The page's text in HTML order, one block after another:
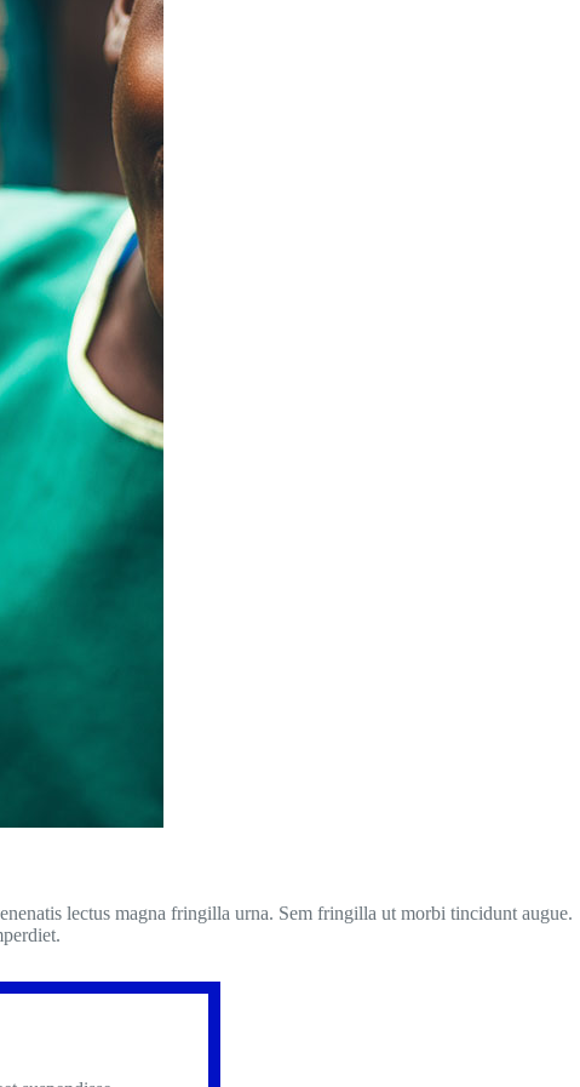
lectus magna fringilla urna. Sem fringilla ut morbi tincidunt augue.